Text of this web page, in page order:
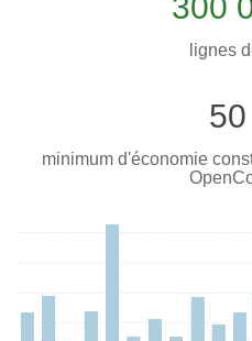
lignes
minimum d'économie